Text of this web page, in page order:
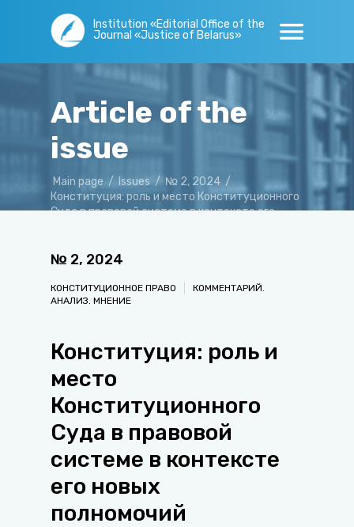
Institution «Editorial Office of the
Journal «Justice of Belarus»
Article of the
issue
Main page / Issues / № 2, 2024 /
Конституция: роль и место Конституционного
Суда в правовой системе в контексте его
№ 2, 2024
КОНСТИТУЦИОННОЕ ПРАВО
КОММЕНТАРИЙ.
АНАЛИЗ. МНЕНИЕ
Конституция: роль и
место
Конституционного
Суда в правовой
системе в контексте
его новых
полномочий